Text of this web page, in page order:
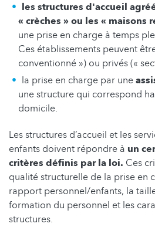
les structures d'accueil
« crèches » ou les « maisons
une prise en charge à temps
Ces établissements peuvent
conventionné ») ou privés («
la prise en charge par une
une structure qui correspond
domicile.
Les structures d’accueil et les
enfants doivent répondre à un
critères définis par la loi. Ces
qualité structurelle de la prise en
rapport personnel/enfants, la
formation du personnel et les
structures.